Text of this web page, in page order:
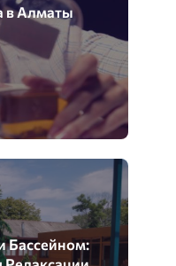
в Алматы
Бассейном: